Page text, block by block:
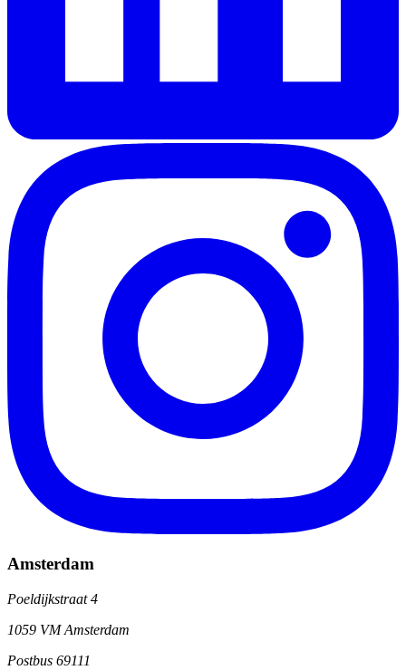
Amsterdam
Poeldijkstraat 4
1059 VM Amsterdam
Postbus 69111